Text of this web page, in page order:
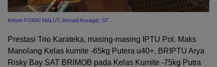
Ketum FORKI MALUT, Ahmad Assagaf, ST
Prestasi Trio Karateka, masing-masing IPTU Pol. Maks
Manolang Kelas kumite -65kg Putera u40+, BRIPTU Arya
Risky Bay SAT BRIMOB pada Kelas Kumite -75kg Putra